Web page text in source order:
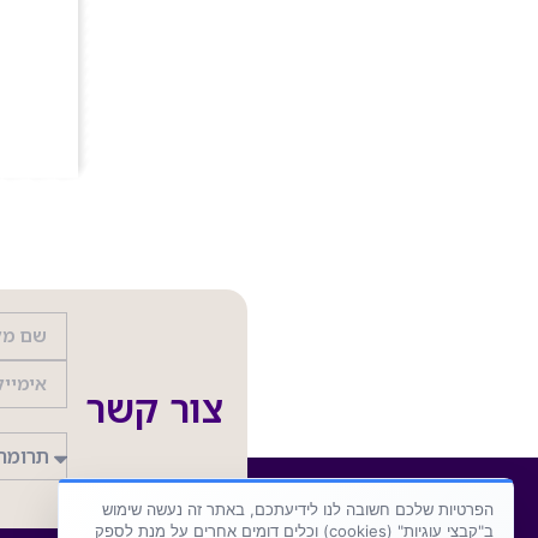
צור קשר
הפרטיות שלכם חשובה לנו לידיעתכם, באתר זה נעשה שימוש
ב"קבצי עוגיות" (cookies) וכלים דומים אחרים על מנת לספק